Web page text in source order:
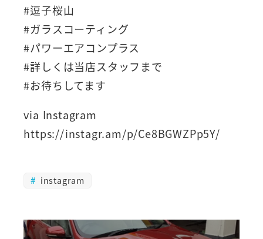
#逗子桜山
#ガラスコーティング
#パワーエアコンプラス
#詳しくは当店スタッフまで
#お待ちしてます
via Instagram
https://instagr.am/p/Ce8BGWZPp5Y/
instagram